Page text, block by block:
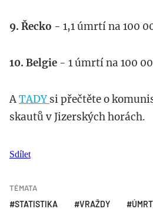
9. Řecko - 1,1 úmrtí na 100
10. Belgie - 1 úmrtí na 100
ATADYsi přečtěte o
skautů v Jizerských horách.
Sdílet
TÉMATA
STATISTIKA VRAŽDY